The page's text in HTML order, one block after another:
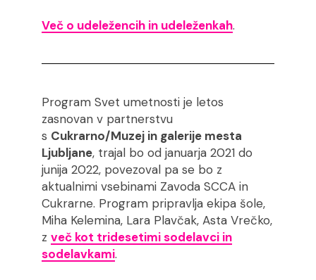
Več o udeležencih in udeleženkah.
Program Svet umetnosti je letos
zasnovan v partnerstvu
s Cukrarno/Muzej in galerije mesta
Ljubljane, trajal bo od januarja 2021 do
junija 2022, povezoval pa se bo z
aktualnimi vsebinami Zavoda SCCA in
Cukrarne. Program pripravlja ekipa šole,
Miha Kelemina, Lara Plavčak, Asta Vrečko,
z več kot tridesetimi sodelavci in
sodelavkami.